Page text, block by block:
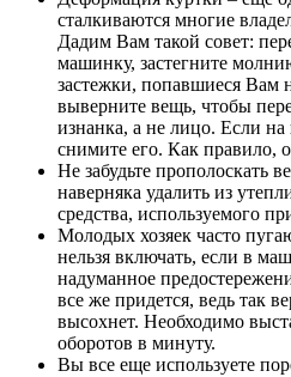
сталкиваются многие
Дадим Вам такой совет:
машинку, застегните
застежки, попавшиеся Вам
выверните вещь, чтобы
изнанка, а не лицо. Если
снимите его. Как правило,
Не забудьте прополоскать
наверняка удалить из
средства, используемого
Молодых хозяек часто
нельзя включать, если в
надуманное
все же придется, ведь так
высохнет. Необходимо
оборотов в минуту.
Вы все еще используете